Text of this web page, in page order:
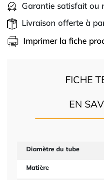
Garantie satisfait ou
Livraison offerte à
Imprimer la fiche
FICHE
EN
Diamètre du tube
Matière